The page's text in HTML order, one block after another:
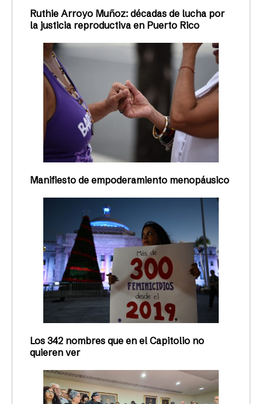
Ruthie Arroyo Muñoz: décadas de lucha por
la justicia reproductiva en Puerto Rico
Manifiesto de empoderamiento menopáusico
Los 342 nombres que en el Capitolio no
quieren ver